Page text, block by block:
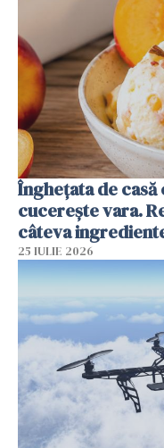
Înghețata de
cucerește vara.
câteva
25 IULIE 2026